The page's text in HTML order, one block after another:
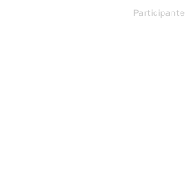
Participante